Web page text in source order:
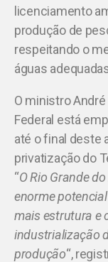
licenciamento
produção de
respeitando o
águas
O ministro
Federal está
até o final deste
privatização do
“O Rio Grande
enorme
mais estrutura e
industrialização
produção“,